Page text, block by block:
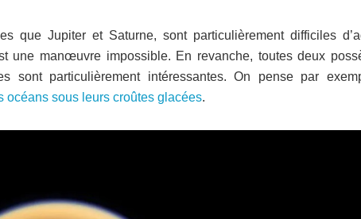
que Jupiter et Saturne, sont particulièrement difficiles
une manœuvre impossible. En revanche, toutes deux
sont particulièrement intéressantes. On pense par
océans sous leurs croûtes glacées.